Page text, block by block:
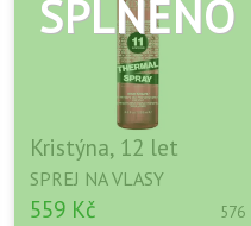
Kristýna, 12 let
SPREJ NA VLASY
559 Kč 576